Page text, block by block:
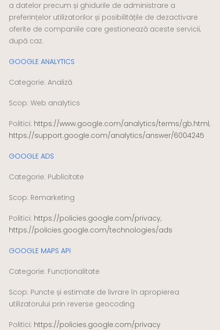
a datelor precum și ghidurile de administrare a
preferințelor utilizatorilor și posibilitățile de dezactivare
oferite de companiile care gestionează aceste servicii,
după caz.
GOOGLE ANALYTICS
Categorie: Analiză
Scop: Web analytics
Politici: https://www.google.com/analytics/terms/gb.html,
https://support.google.com/analytics/answer/6004245
GOOGLE ADS
Categorie: Publicitate
Scop: Remarketing
Politici: https://policies.google.com/privacy,
https://policies.google.com/technologies/ads
GOOGLE MAPS API
Categorie: Funcționalitate
Scop: Puncte și estimate de livrare în apropierea
utilizatorului prin reverse geocoding
Politici: https://policies.google.com/privacy